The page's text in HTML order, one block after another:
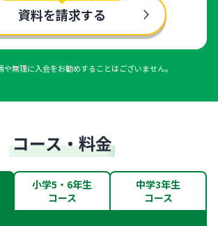
資料を請求する
無理に入会をお勧めすることはございません。
コース・料金
小学5・6年生
コース
中学3年生
コース